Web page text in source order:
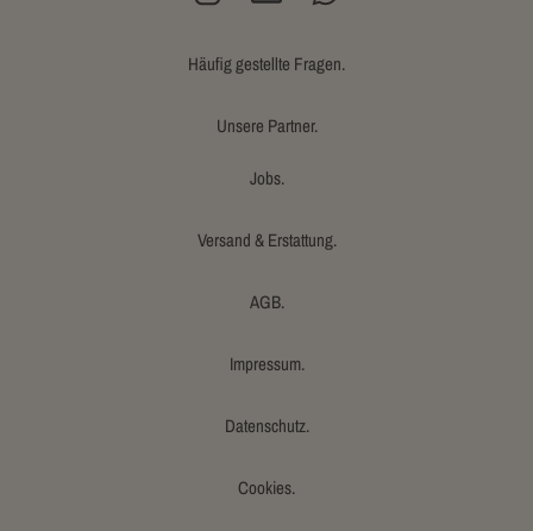
Häufig gestellte Fragen.
Unsere Partner.
Jobs.
Versand & Erstattung.
AGB.
Impressum.
Datenschutz.
Cookies.